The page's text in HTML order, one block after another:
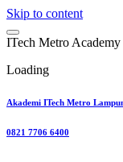
Skip to content
ITech Metro Academy
Loading
Akademi ITech Metro
0821 7706 6400